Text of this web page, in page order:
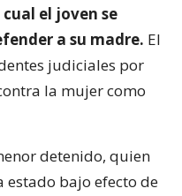
cual el joven se
a su madre. El
judiciales por
la mujer como
detenido, quien
bajo efecto de